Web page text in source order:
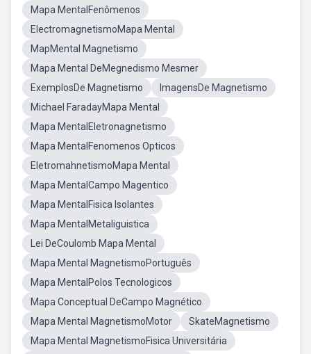
Mapa MentalFenômenos
ElectromagnetismoMapa Mental
MapMental Magnetismo
Mapa Mental DeMegnedismo Mesmer
ExemplosDe Magnetismo
ImagensDe Magnetismo
Michael FaradayMapa Mental
Mapa MentalEletronagnetismo
Mapa MentalFenomenos Opticos
EletromahnetismoMapa Mental
Mapa MentalCampo Magentico
Mapa MentalFisica Isolantes
Mapa MentalMetaliguistica
Lei DeCoulomb Mapa Mental
Mapa Mental MagnetismoPortuguês
Mapa MentalPolos Tecnologicos
Mapa Conceptual DeCampo Magnético
Mapa Mental MagnetismoMotor
SkateMagnetismo
Mapa Mental MagnetismoFisica Universitária